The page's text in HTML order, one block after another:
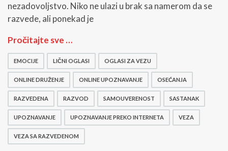
nezadovoljstvo. Niko ne ulazi u brak sa namerom da se
razvede, ali ponekad je
R
v
d
n
ž
e
Pročitajte sve …
EMOCIJE LIČNI OGLASI OGLASI ZA VEZU
ONLINE DRUŽENJE ONLINE UPOZNAVANJE OSEĆANJA
RAZVEDENA RAZVOD SAMOUVERENOST SASTANAK
UPOZNAVANJE UPOZNAVANJE PREKO INTERNETA VEZA
VEZA SA RAZVEDENOM